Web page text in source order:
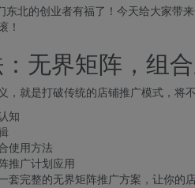
东北的创业者有福了！今天给大家带
！
无界矩阵，组
，就是打破传统的店铺推广模式，将
知
使用方法
推广计划应用
套完整的无界矩阵推广方案，让你的